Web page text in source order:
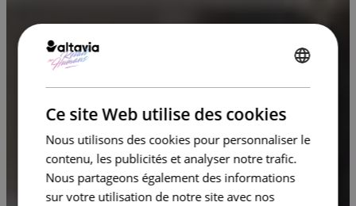
Ce site Web utilise des cookies
Nous utilisons des cookies pour personnaliser le
contenu, les publicités et analyser notre trafic.
Nous partageons également des informations
sur votre utilisation de notre site avec nos